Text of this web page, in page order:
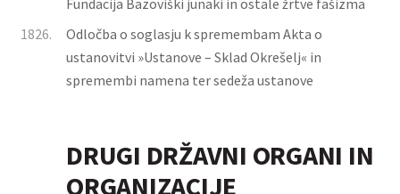
Fundacija Bazoviški junaki in ostale žrtve fašizma
1826.
Odločba o soglasju k spremembam Akta o
ustanovitvi »Ustanove – Sklad Okrešelj« in
spremembi namena ter sedeža ustanove
DRUGI DRŽAVNI ORGANI IN
ORGANIZACIJE